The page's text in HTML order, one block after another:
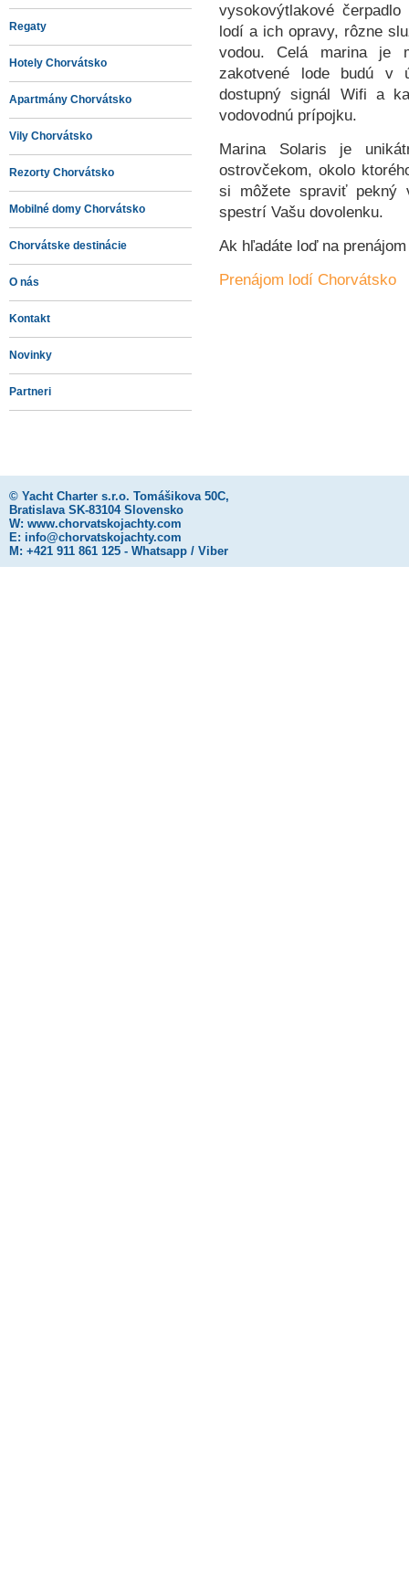
Regaty
Hotely Chorvátsko
Apartmány Chorvátsko
Vily Chorvátsko
Rezorty Chorvátsko
Mobilné domy Chorvátsko
Chorvátske destinácie
O nás
Kontakt
Novinky
Partneri
vysokovýtlakové
lodí a ich opravy, rôzne
vodou. Celá marina je
zakotvené lode budú v
dostupný signál Wifi a
vodovodnú prípojku.
Marina Solaris je
ostrovčekom, okolo
si môžete spraviť pekný
spestrí Vašu dovolenku.
Ak hľadáte loď na
Prenájom lodí Chorvátsko
© Yacht Charter s.r.o. Tomášikova 50C,
Bratislava SK-83104 Slovensko
W: www.chorvatskojachty.com
E: info@chorvatskojachty.com
M: +421 911 861 125 - Whatsapp / Viber